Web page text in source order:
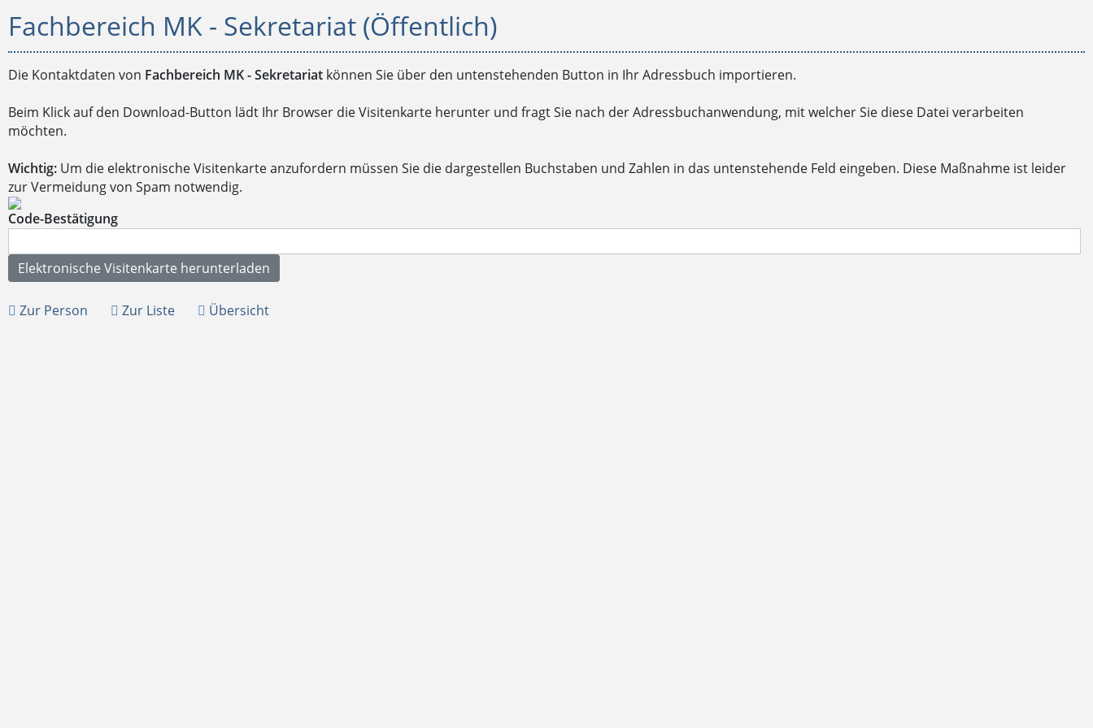
Fachbereich MK - Sekretariat (Öffentlich)
Die Kontaktdaten von Fachbereich MK - Sekretariat können Sie über den untenstehenden Button in Ihr Adressbuch importieren.
Beim Klick auf den Download-Button lädt Ihr Browser die Visitenkarte herunter und fragt Sie nach der Adressbuchanwendung, mit welcher Sie diese Datei verarbeiten
möchten.
Wichtig: Um die elektronische Visitenkarte anzufordern müssen Sie die dargestellen Buchstaben und Zahlen in das untenstehende Feld eingeben. Diese Maßnahme ist leider
zur Vermeidung von Spam notwendig.
Code-Bestätigung
Zur Person Zur Liste Übersicht